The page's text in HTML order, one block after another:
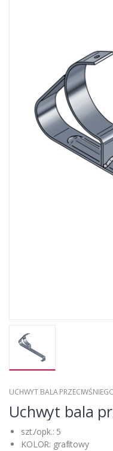
UCHWYT BALA
Uchwyt bala
szt./opk.: 5
KOLOR: grafitowy